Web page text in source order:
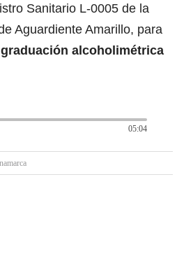
Sanitario L-0005 de la
Aguardiente Amarillo, para
alcoholimétrica
05:04